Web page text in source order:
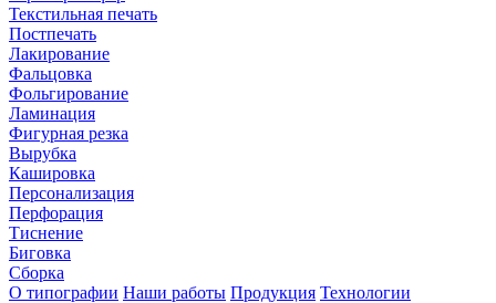
Текстильная печать
Постпечать
Лакирование
Фальцовка
Фольгирование
Ламинация
Фигурная резка
Вырубка
Кашировка
Персонализация
Перфорация
Тиснение
Биговка
Сборка
О типографии Наши работы Продукция Технологии